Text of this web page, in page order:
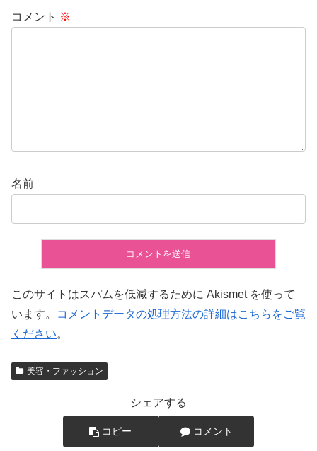
コメント ※
名前
このサイトはスパムを低減するために Akismet を使って
います。
コメントデータの処理方法の詳細はこちらをご覧
ください。
美容・ファッション
シェアする
コピー コメント